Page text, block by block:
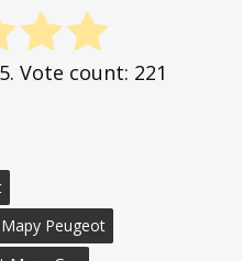
Vote count: 221
Mapy Peugeot